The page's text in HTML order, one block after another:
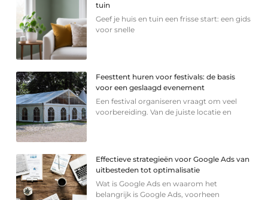
tuin
Geef je huis en tuin een frisse start: een gids
voor snelle
Feesttent huren voor festivals: de basis
voor een geslaagd evenement
Een festival organiseren vraagt om veel
voorbereiding. Van de juiste locatie en
Effectieve strategieën voor Google Ads van
uitbesteden tot optimalisatie
Wat is Google Ads en waarom het
belangrijk is Google Ads, voorheen